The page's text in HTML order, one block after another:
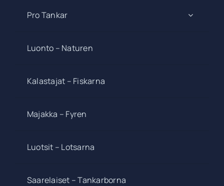
Pro Tankar
Luonto – Naturen
Kalastajat – Fiskarna
Majakka – Fyren
Luotsit – Lotsarna
Saarelaiset – Tankarborna